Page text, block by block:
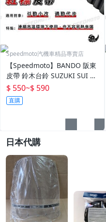
Speedmoto汽機車精品專賣店
【Speedmoto】BANDO 阪東
皮帶 鈴木台鈴 SUZUKI SUI SA
LUTO Z125 忍者皮帶 機車傳
動皮
$ 550~$ 590
直購
日本代購